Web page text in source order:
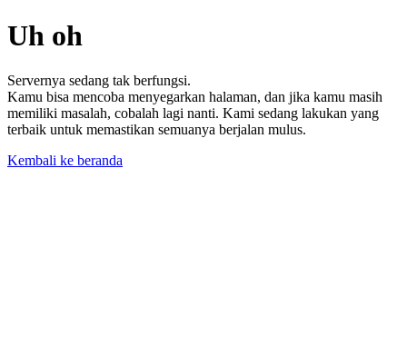
Uh oh
Servernya sedang tak berfungsi.
Kamu bisa mencoba menyegarkan halaman, dan jika kamu masih
memiliki masalah, cobalah lagi nanti. Kami sedang lakukan yang
terbaik untuk memastikan semuanya berjalan mulus.
Kembali ke beranda